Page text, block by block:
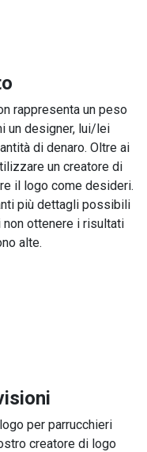
rappresenta un peso
un designer, lui/lei
di denaro. Oltre ai
un creatore di
il logo come desideri.
più dettagli possibili
ottenere i risultati
alte.
per parrucchieri
creatore di logo